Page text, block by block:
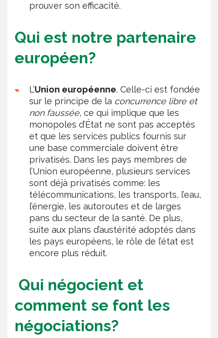
prouver son efficacité.
Qui est notre partenaire
européen?
L’Union européenne. Celle-ci est fondée
sur le principe de la concurrence libre et
non faussée, ce qui implique que les
monopoles d’État ne sont pas acceptés
et que les services publics fournis sur
une base commerciale doivent être
privatisés. Dans les pays membres de
l’Union européenne, plusieurs services
sont déjà privatisés comme: les
télécommunications, les transports, l’eau,
l’énergie, les autoroutes et de larges
pans du secteur de la santé. De plus,
suite aux plans d’austérité adoptés dans
les pays européens, le rôle de l’état est
encore plus réduit.
Qui négocient et
comment se font les
négociations?